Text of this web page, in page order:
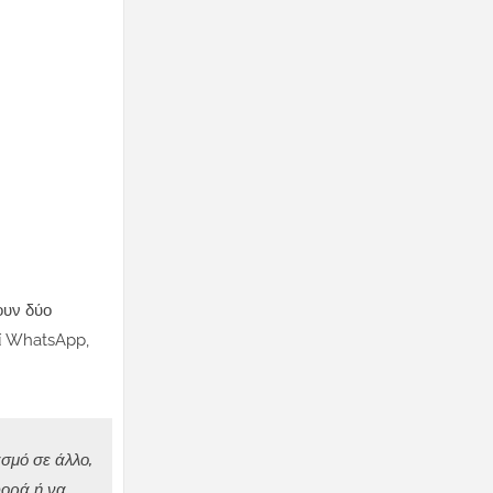
δύο
WhatsApp,
σε άλλο,